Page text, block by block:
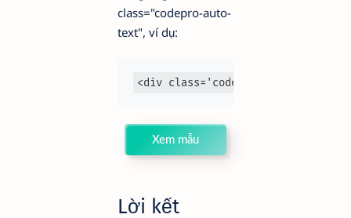
class="codepro-auto-
text", ví dụ:
<div class='codepro-auto-text'>nội
Xem mẫu
Lời kết